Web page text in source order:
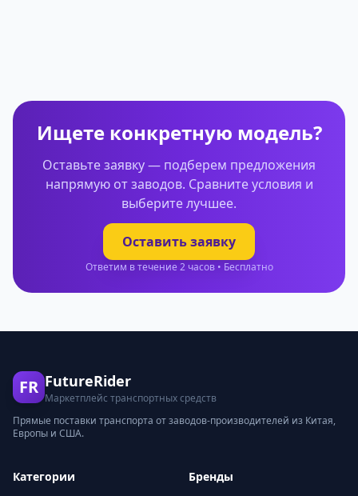
Ищете конкретную модель?
Оставьте заявку — подберем предложения
напрямую от заводов. Сравните условия и
выберите лучшее.
Оставить заявку
Ответим в течение 2 часов • Бесплатно
FR FutureRider
Маркетплейс транспортных средств
Прямые поставки транспорта от заводов-производителей из Китая,
Европы и США.
Категории Бренды